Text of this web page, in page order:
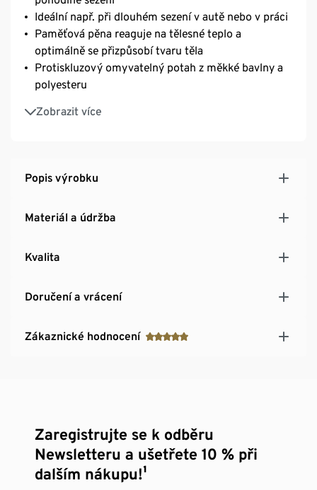
Ideální např. při dlouhém sezení v autě nebo v práci
Paměťová pěna reaguje na tělesné teplo a
optimálně se přizpůsobí tvaru těla
Protiskluzový omyvatelný potah z měkké bavlny a
polyesteru
Zobrazit více
Otvor ve tvaru písmene U směřuje dozadu
Popis výrobku
Materiál a údržba
Kvalita
Doručení a vrácení
Zákaznické hodnocení
Zaregistrujte se k odběru
Newsletteru a ušetřete 10 % při
dalším nákupu!¹